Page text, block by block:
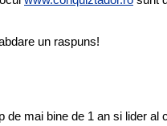
un raspuns!
de mai bine de 1 an si lider al